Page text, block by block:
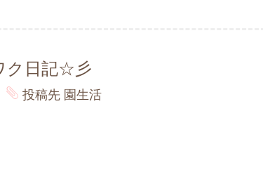
ク日記☆彡
投稿先 園生活